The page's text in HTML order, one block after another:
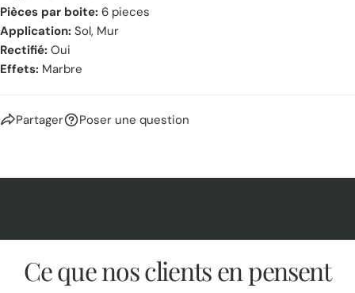
Pièces par boite: 6 pieces
Application: Sol, Mur
Rectifié: Oui
Effets: Marbre
Partager Poser une question
Ce que nos clients en pensent